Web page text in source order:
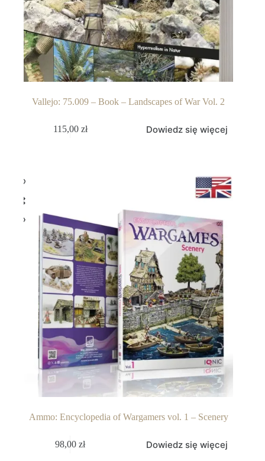
Vallejo: 75.009 – Book – Landscapes of War Vol. 2
115,00 zł Dowiedz się więcej
Ammo: Encyclopedia of Wargamers vol. 1 – Scenery
98,00zł Dowiedz się więcej